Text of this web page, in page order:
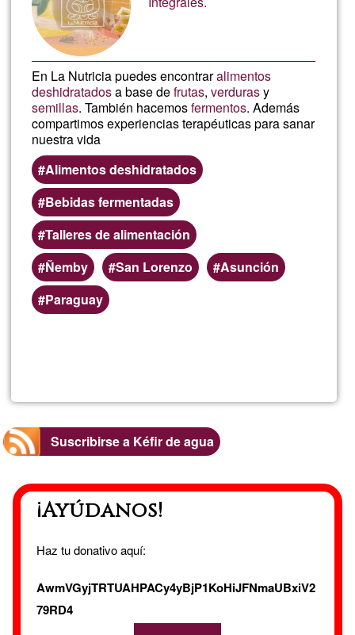
En La Nutricia puedes encontraralimentos
deshidratadosa base defrutas,verdurasy
semillas. También hacemosfermentos. Además
compartimos experiencias terapéuticas para sanar
nuestra vida
Alimentos deshidratados
Bebidas fermentadas
Talleres de alimentación
Ñemby
San Lorenzo
Asunción
Paraguay
La
Suscribirse a Kéfir de agua
¡Ayúdanos!
Haz tu donativo aquí:
AwmVGyjTRTUAHPACy4yBjP1KoHiJFNmaUBxiV2
79RD4